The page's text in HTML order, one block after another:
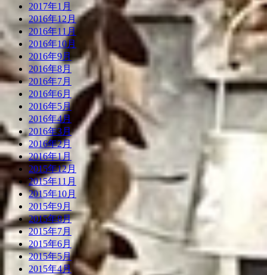
2017年1月
2016年12月
2016年11月
2016年10月
2016年9月
2016年8月
2016年7月
2016年6月
2016年5月
2016年4月
2016年3月
2016年2月
2016年1月
2015年12月
2015年11月
2015年10月
2015年9月
2015年8月
2015年7月
2015年6月
2015年5月
2015年4月